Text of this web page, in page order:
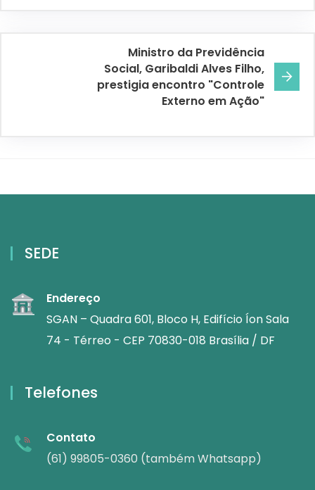
Ministro da Previdência
Social, Garibaldi Alves Filho,
prestigia encontro "Controle
Externo em Ação"
SEDE
Endereço
SGAN – Quadra 601, Bloco H, Edifício Íon Sala
74 - Térreo - CEP 70830-018 Brasília / DF
Telefones
Contato
(61) 99805-0360 (também Whatsapp)